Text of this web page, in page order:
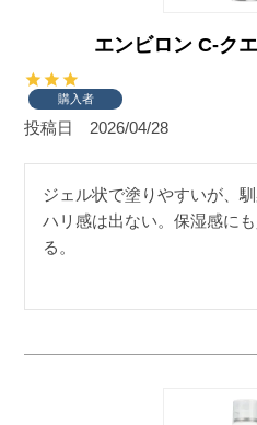
エンビロン C-ク
購入者
投稿日 2026/04/28
ジェル状で塗りやすいが、
ハリ感は出ない。保湿感に
る。